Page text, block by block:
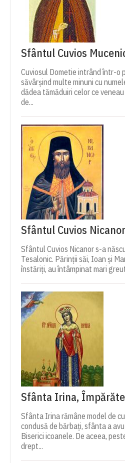
Sfântul Cuvios
Cuviosul Dometie intrând într-o
săvârșind multe minuni cu
dădea tămăduiri celor ce
de...
Sfântul Cuvios Nicanor
Sfântul Cuvios Nicanor s-a
Tesalonic. Părinții săi, Ioan și
înstăriți, au întâmpinat mari
Sfânta Irina,
Sfânta Irina rămâne model de
condusă de bărbați, sfânta a
Biserici icoanele. De aceea,
drept...